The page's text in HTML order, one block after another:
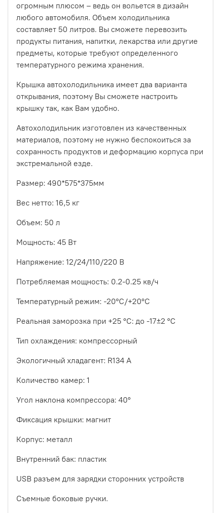
огромным плюсом – ведь он вольется в дизайн
любого автомобиля. Объем холодильника
составляет 50 литров. Вы сможете перевозить
продукты питания, напитки, лекарства или другие
предметы, которые требуют определенного
температурного режима хранения.
Крышка автохолодильника имеет два варианта
открывания, поэтому Вы сможете настроить
крышку так, как Вам удобно.
Автохолодильник изготовлен из качественных
материалов, поэтому не нужно беспокоиться за
сохранность продуктов и деформацию корпуса при
экстремальной езде.
Размер: 490*575*375мм
Вес нетто: 16,5 кг
Объем: 50 л
Мощность: 45 Вт
Напряжение: 12/24/110/220 В
Потребляемая мощность: 0.2-0.25 кв/ч
Температурный режим: -20°С/+20°С
Реальная заморозка при +25 °C: до -17±2 °С
Тип охлаждения: компрессорный
Экологичный хладагент: R134 A
Количество камер: 1
Угол наклона компрессора: 40°
Фиксация крышки: магнит
Корпус: металл
Внутренний бак: пластик
USB разъем для зарядки сторонних устройств
Съемные боковые ручки.